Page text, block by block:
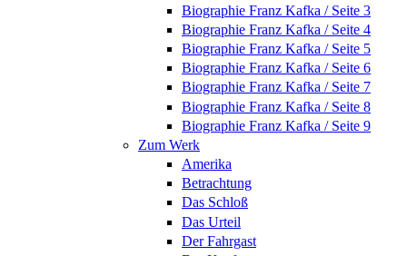
Biographie Franz Kafka / Seite 3
Biographie Franz Kafka / Seite 4
Biographie Franz Kafka / Seite 5
Biographie Franz Kafka / Seite 6
Biographie Franz Kafka / Seite 7
Biographie Franz Kafka / Seite 8
Biographie Franz Kafka / Seite 9
Zum Werk
Amerika
Betrachtung
Das Schloß
Das Urteil
Der Fahrgast